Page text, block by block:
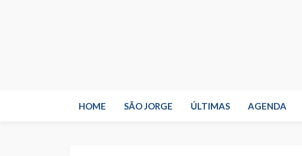
HOME SÃO JORGE ÚLTIMAS AGENDA